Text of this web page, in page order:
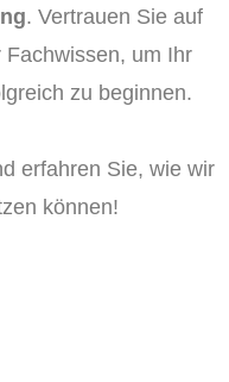
. Vertrauen Sie auf
um Ihr
zu beginnen.
erfahren Sie, wie wir
können!